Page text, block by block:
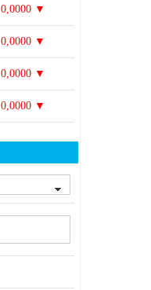
0,0000 ▼
0,0000 ▼
0,0000 ▼
0,0000 ▼